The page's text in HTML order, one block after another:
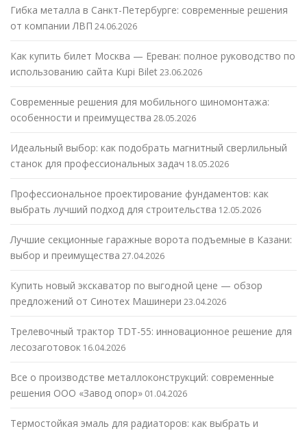
Гибка металла в Санкт-Петербурге: современные решения
от компании ЛВП 24.06.2026
Как купить билет Москва — Ереван: полное руководство по
использованию сайта Kupi Bilet23.06.2026
Современные решения для мобильного шиномонтажа:
особенности и преимущества 28.05.2026
Идеальный выбор: как подобрать магнитный сверлильный
станок для профессиональных задач 18.05.2026
Профессиональное проектирование фундаментов: как
выбрать лучший подход для строительства 12.05.2026
Лучшие секционные гаражные ворота подъемные в Казани:
выбор и преимущества 27.04.2026
Купить новый экскаватор по выгодной цене — обзор
предложений от Синотех Машинери 23.04.2026
Трелевочный трактор TDT-55: инновационное решение для
лесозаготовок 16.04.2026
Все о производстве металлоконструкций: современные
решения ООО «Завод опор» 01.04.2026
Термостойкая эмаль для радиаторов: как выбрать и